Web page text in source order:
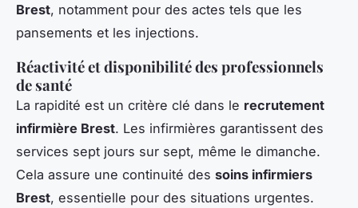
Brest, notamment pour des actes tels que les
pansements et les injections.
Réactivité et disponibilité des professionnels
de santé
La rapidité est un critère clé dans le recrutement
infirmière Brest. Les infirmières garantissent des
services sept jours sur sept, même le dimanche.
Cela assure une continuité des soins infirmiers
Brest, essentielle pour des situations urgentes.